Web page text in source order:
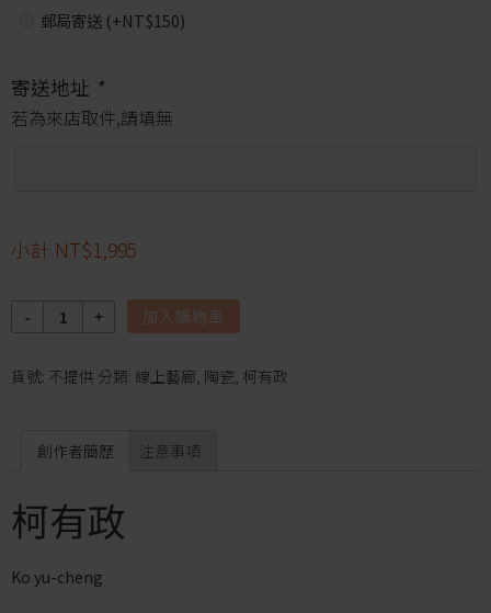
郵局寄送 (+NT$150)
寄送地址 *
若為來店取件,請填無
小計 NT$1,995
加入購物車
貨號: 不提供 分類: 線上藝廊, 陶瓷, 柯有政
創作者簡歷 注意事項
柯有政
Ko yu-cheng